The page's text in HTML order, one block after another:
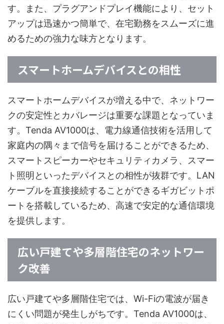
す。また、プラグアンドプレイ機能により、セット
アップは迅速かつ簡単で、在宅勤務をスムーズに進
めるための強力な味方となります。
スマートホームデバイスとの相性
スマートホームデバイスが増える中で、ネットワー
クの安定性とカバレージは重要な課題となっていま
す。Tenda AV1000は、電力線通信技術を活用して
家庭内の隅々まで信号を届けることができるため、
スマートスピーカーやセキュリティカメラ、スマー
ト照明といったデバイスとの相性が抜群です。LAN
ケーブルを直接接続することができるギガビットポ
ートを搭載しているため、高速で安定的な通信環境
を提供します。
広い戸建てや多層階住宅のネットワー
ク改善
広い戸建てや多層階住宅では、Wi-Fiの電波が届き
にくい問題が発生しがちです。Tenda AV1000は、